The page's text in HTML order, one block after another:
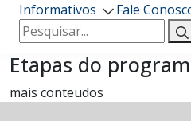
Informativos
Fale
Pesquisar
por:
Etapas do
mais conteudos